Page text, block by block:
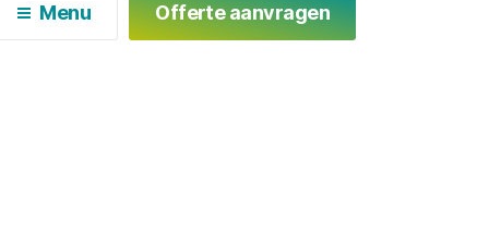
Menu Offerte aanvragen